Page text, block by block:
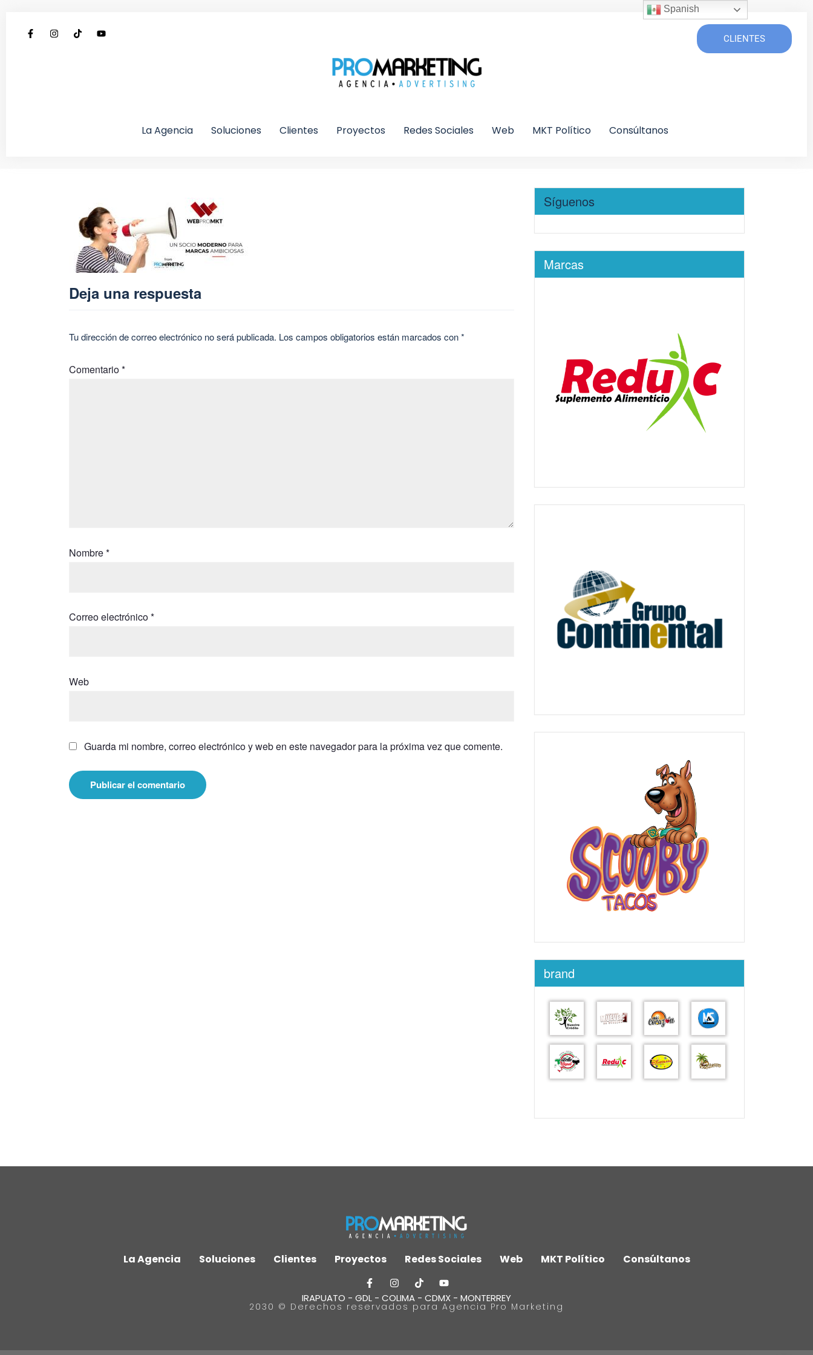
La Agencia Soluciones Clientes Proyectos Redes Sociales Web MKT Político Consúltanos
CLIENTES
Deja una respuesta
Tu dirección de correo electrónico no será publicada. Los campos obligatorios están marcados con*
Comentario*
Nombre*
Correo electrónico*
Web
Guarda mi nombre, correo electrónico y web en este navegador para la próxima vez que comente.
Síguenos
Marcas
brand
La Agencia Soluciones Clientes Proyectos Redes Sociales Web MKT Político Consúltanos
IRAPUATO - GDL - COLIMA - CDMX - MONTERREY
2030 © Derechos reservados para Agencia Pro Marketing
Spanish